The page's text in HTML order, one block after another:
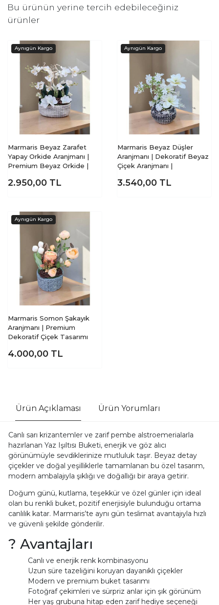
Bu ürünün yerine tercih edebileceğiniz
ürünler
Marmaris Beyaz Zarafet
Yapay Orkide Aranjmanı |
Premium Beyaz Orkide |
2.950,00 TL
Marmaris Beyaz Düşler
Aranjmanı | Dekoratif Beyaz
Çiçek Aranjmanı |
3.540,00 TL
Marmaris Somon Şakayık
Aranjmanı | Premium
Dekoratif Çiçek Tasarımı
4.000,00 TL
Ürün Açıklaması Ürün Yorumları
Canlı sarı krizantemler ve zarif pembe alstroemerialarla
hazırlanan Yaz Işıltısı Buketi, enerjik ve göz alıcı
görünümüyle sevdiklerinize mutluluk taşır. Beyaz detay
çiçekler ve doğal yeşilliklerle tamamlanan bu özel tasarım,
modern ambalajıyla şıklığı ve doğallığı bir araya getirir.
Doğum günü, kutlama, teşekkür ve özel günler için ideal
olan bu renkli buket, pozitif enerjisiyle bulunduğu ortama
canlılık katar. Marmaris’te aynı gün teslimat avantajıyla hızlı
ve güvenli şekilde gönderilir.
? Avantajları
Canlı ve enerjik renk kombinasyonu
Uzun süre tazeliğini koruyan dayanıklı çiçekler
Modern ve premium buket tasarımı
Fotoğraf çekimleri ve sürpriz anlar için şık görünüm
Her yaş grubuna hitap eden zarif hediye seçeneği